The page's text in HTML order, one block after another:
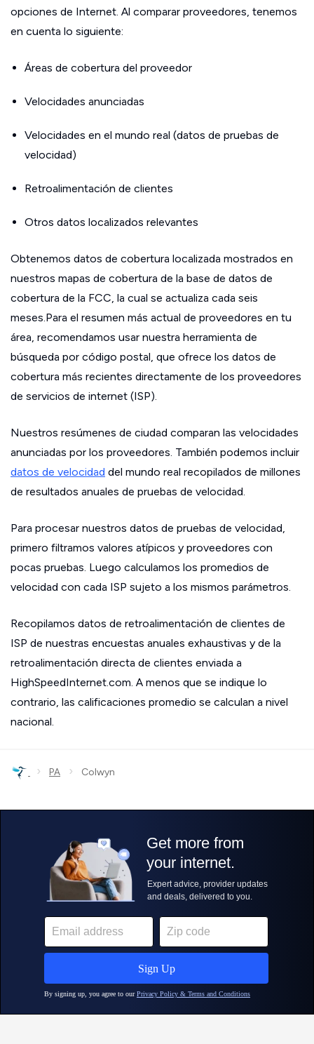
opciones de Internet. Al comparar proveedores, tenemos
en cuenta lo siguiente:
Áreas de cobertura del proveedor
Velocidades anunciadas
Velocidades en el mundo real (datos de pruebas de
velocidad)
Retroalimentación de clientes
Otros datos localizados relevantes
Obtenemos datos de cobertura localizada mostrados en
nuestros mapas de cobertura de la base de datos de
cobertura de la FCC, la cual se actualiza cada seis
meses.Para el resumen más actual de proveedores en tu
área, recomendamos usar nuestra herramienta de
búsqueda por código postal, que ofrece los datos de
cobertura más recientes directamente de los proveedores
de servicios de internet (ISP).
Nuestros resúmenes de ciudad comparan las velocidades
anunciadas por los proveedores. También podemos incluir
datos de velocidad del mundo real recopilados de millones
de resultados anuales de pruebas de velocidad.
Para procesar nuestros datos de pruebas de velocidad,
primero filtramos valores atípicos y proveedores con
pocas pruebas. Luego calculamos los promedios de
velocidad con cada ISP sujeto a los mismos parámetros.
Recopilamos datos de retroalimentación de clientes de
ISP de nuestras encuestas anuales exhaustivas y de la
retroalimentación directa de clientes enviada a
HighSpeedInternet.com. A menos que se indique lo
contrario, las calificaciones promedio se calculan a nivel
nacional.
› PA › Colwyn